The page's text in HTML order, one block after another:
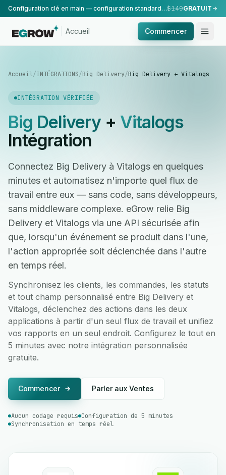
Configuration clé en main — configuration standard, réalisée par notre équipe.$149GRATUIT
Accueil Commencer
Accueil/INTÉGRATIONS/Big Delivery/Big Delivery + Vitalogs
INTÉGRATION VÉRIFIÉE
Big Delivery+ Vitalogs
Intégration
Connectez Big Delivery à Vitalogs en quelques
minutes et automatisez n'importe quel flux de
travail entre eux — sans code, sans développeurs,
sans middleware complexe. eGrow relie Big
Delivery et Vitalogs via une API sécurisée afin
que, lorsqu'un événement se produit dans l'une,
l'action appropriée soit déclenchée dans l'autre
en temps réel.
Synchronisez les clients, les commandes, les statuts
et tout champ personnalisé entre Big Delivery et
Vitalogs, déclenchez des actions dans les deux
applications à partir d'un seul flux de travail et unifiez
vos rapports en un seul endroit. Configurez le tout en
5 minutes avec notre intégration personnalisée
gratuite.
Commencer Parler aux Ventes
Aucun codage requis Configuration de 5 minutes
Synchronisation en temps réel